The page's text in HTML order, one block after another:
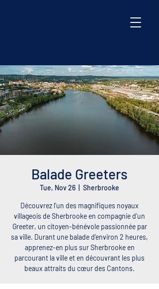
Balade Greeters
Tue, Nov 26 Sherbrooke
Découvrez l’un des magnifiques noyaux
villageois de Sherbrooke en compagnie d’un
Greeter, un citoyen-bénévole passionnée par
sa ville. Durant une balade d’environ 2 heures,
apprenez-en plus sur Sherbrooke en
parcourant la ville et en découvrant les plus
beaux attraits du cœur des Cantons.